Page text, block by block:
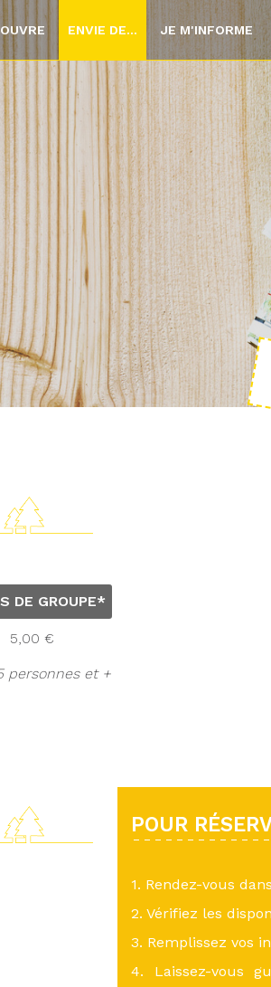
ENVIE DE... JE M'INFORME
DE GROUPE*
5,00 €
personnes et +
POUR
1. Rendez-vous dans
2. Vérifiez les
3. Remplissez vos
4. Laissez-vous